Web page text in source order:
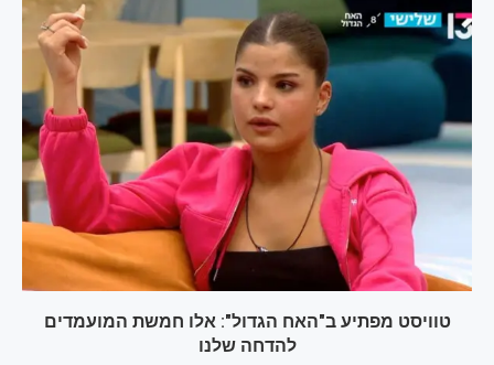
טוויסט מפתיע ב"האח הגדול": אלו חמשת המועמדים
להדחה שלנו